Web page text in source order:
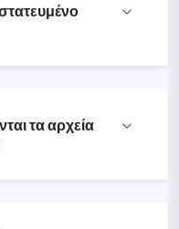
τα αρχεία